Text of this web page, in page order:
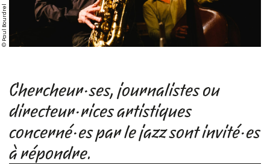
© Paul Bourdrel
Chercheur·ses, journalistes ou
directeur·rices artistiques
concerné·es par le jazz sont invité·es
à répondre.